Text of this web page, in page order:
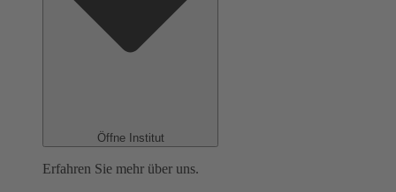
Öffne Institut
Erfahren Sie mehr über uns.